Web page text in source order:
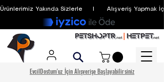
Ürünlerimiz Yakında Sizlerle     I      Alışveriş
EvcilDostum'uz İçin Alışverişe Başlayabilirsiniz